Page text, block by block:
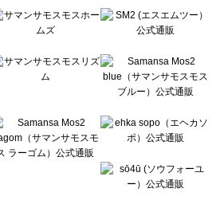
シック）の雑貨一覧
の雑貨一覧
ー）の雑貨一覧
貨一覧